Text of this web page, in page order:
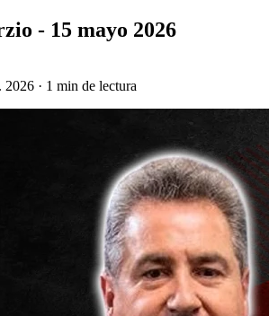
- 15 mayo 2026
2026 · 1 min de lectura